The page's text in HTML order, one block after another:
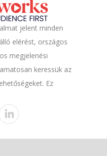
jelent minden
elérést, országos
megjelenési
keressük az
Ez